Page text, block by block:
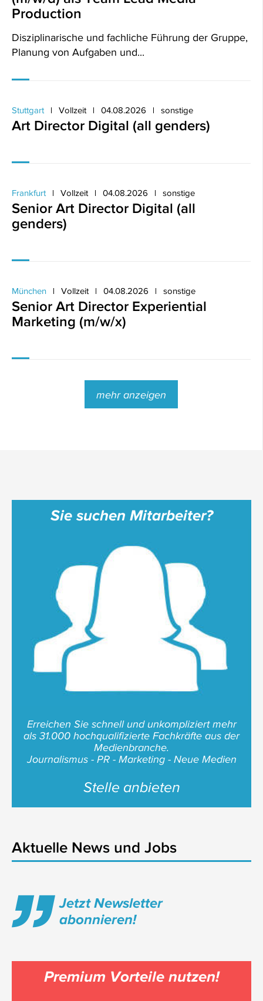
Production
Disziplinarische und fachliche Führung der Gruppe,
Planung von Aufgaben und...
Stuttgart Vollzeit 04.08.2026 sonstige
Art Director Digital (all genders)
Frankfurt Vollzeit 04.08.2026 sonstige
Senior Art Director Digital (all
genders)
München Vollzeit 04.08.2026 sonstige
Senior Art Director Experiential
Marketing (m/w/x)
mehr anzeigen
Sie suchen Mitarbeiter?
Erreichen Sie schnell und unkompliziert mehr
als 31.000 hochqualifizierte Fachkräfte aus der
Medienbranche.
Journalismus - PR - Marketing - Neue Medien
Stelle anbieten
Aktuelle News und Jobs
Jetzt Newsletter
abonnieren!
Premium Vorteile nutzen!